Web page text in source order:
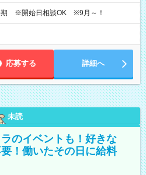
期 ※開始日相談OK ※9月～！
応募する 詳細へ
未読
のイベントも！好きな
！働いたその日に給料